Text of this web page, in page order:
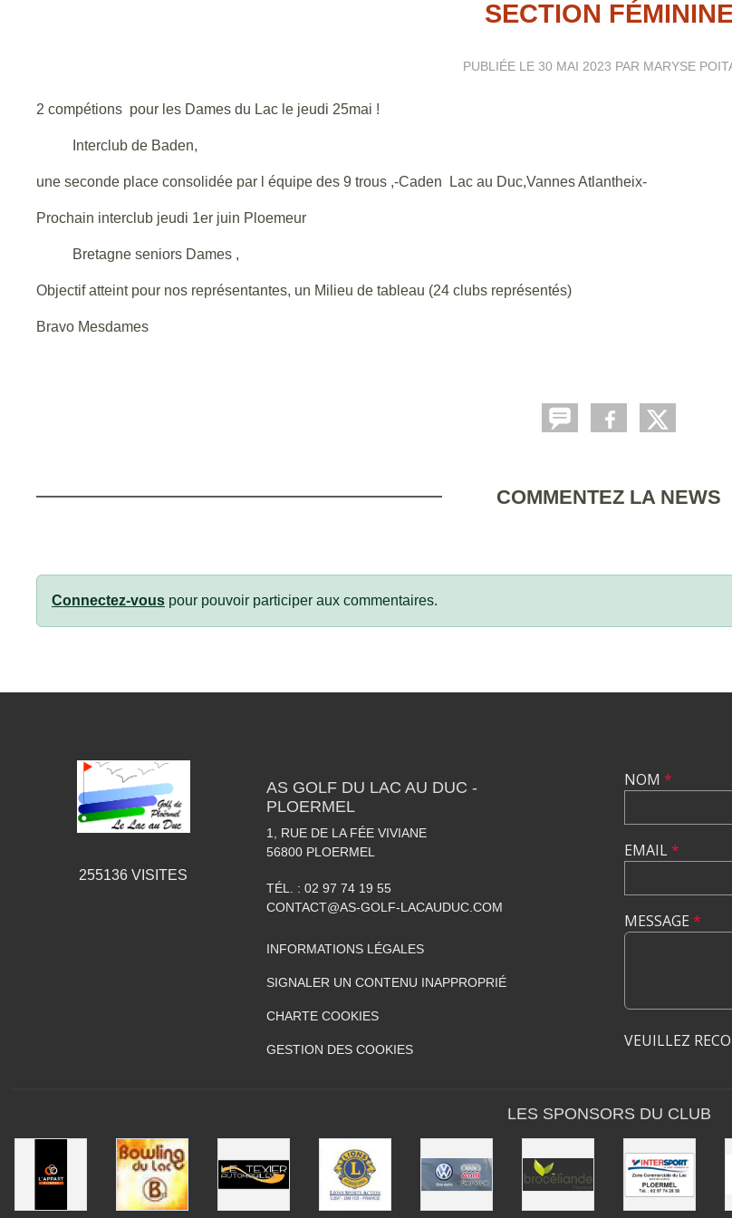
SECTION
PUBLIÉE LE 30 MAI 2023 PAR MARYSE
2 compétions pour les Dames du Lac le jeudi 25mai !
Interclub de Baden,
une seconde place consolidée par l équipe des 9 trous ,-Caden Lac au Duc,Vannes Atlantheix-
Prochain interclub jeudi 1er juin Ploemeur
Bretagne seniors Dames ,
Objectif atteint pour nos représentantes, un Milieu de tableau (24 clubs représentés)
Bravo Mesdames
COMMENTEZ LA NEWS
Connectez-vous pour pouvoir participer aux commentaires.
255136 VISITES
AS GOLF DU LAC AU DUC -
PLOERMEL
1, RUE DE LA FÉE VIVIANE
56800 PLOERMEL
TÉL. : 02 97 74 19 55
CONTACT@AS-GOLF-LACAUDUC.COM
INFORMATIONS LÉGALES
SIGNALER UN CONTENU INAPPROPRIÉ
CHARTE COOKIES
GESTION DES COOKIES
NOM *
EMAIL*
MESSAGE *
VEUILLEZ
LES SPONSORS DU CLUB